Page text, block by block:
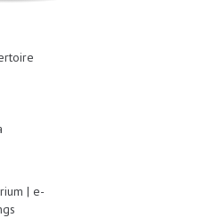
| e-